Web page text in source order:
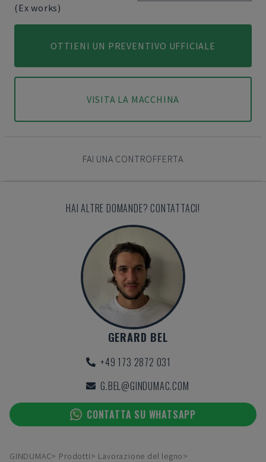
(Ex works)
OTTIENI UN PREVENTIVO UFFICIALE
VISITA LA MACCHINA
FAI UNA CONTROFFERTA
HAI ALTRE DOMANDE? CONTATTACI!
GERARD BEL
+49 173 2872 031
G.BEL@GINDUMAC.COM
CONTATTA SU WHATSAPP
GINDUMAC Prodotti
Lavorazione del legno